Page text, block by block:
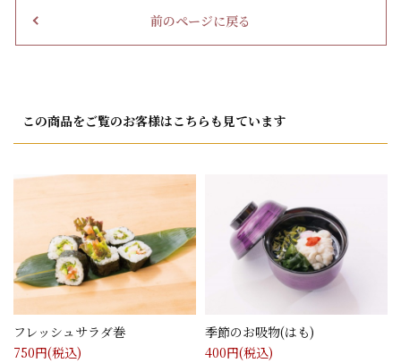
前のページに戻る
この商品をご覧のお客様はこちらも見ています
フレッシュサラダ巻
750円(税込)
季節のお吸物(はも)
400円(税込)